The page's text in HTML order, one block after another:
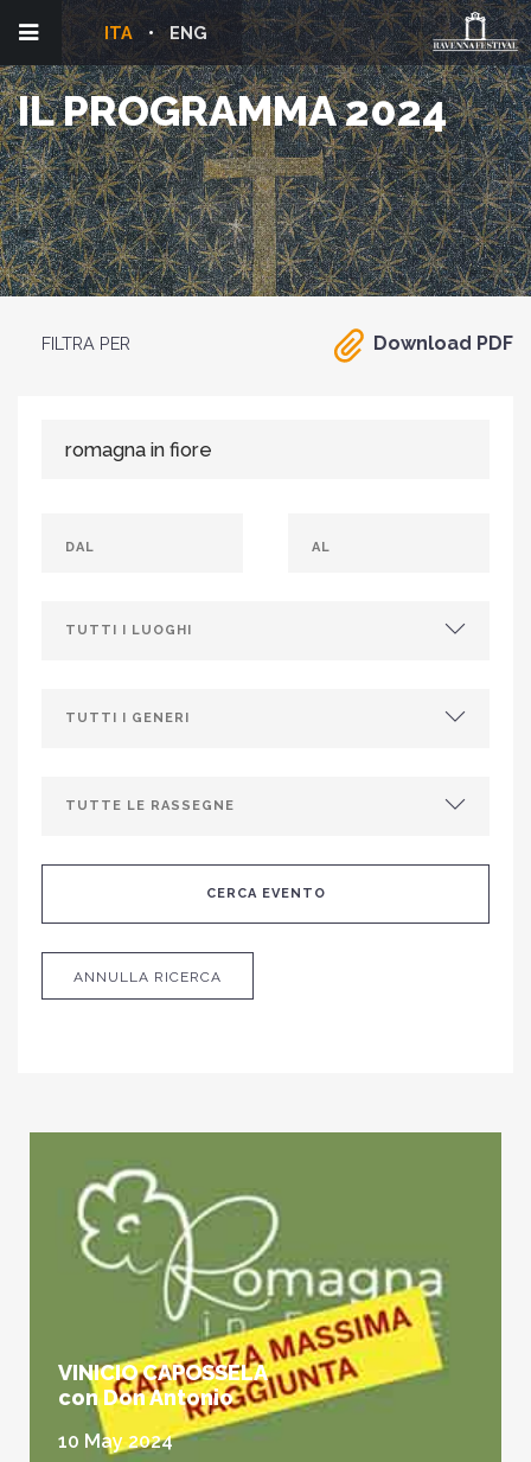
ENG
ITA
IL PROGRAMMA 2024
FILTRA PER Download PDF
ANNULLA RICERCA
VINICIO CAPOSSELA
con Don Antonio
10 May 2024